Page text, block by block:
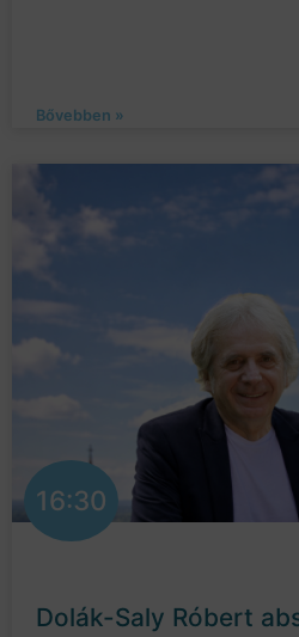
Bővebben »
16:30
Dolák-Saly Róbert